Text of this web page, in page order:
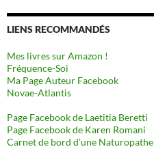
LIENS RECOMMANDÉS
Mes livres sur Amazon !
Fréquence-Soi
Ma Page Auteur Facebook
Novae-Atlantis
Page Facebook de Laetitia Beretti
Page Facebook de Karen Romani
Carnet de bord d’une Naturopathe